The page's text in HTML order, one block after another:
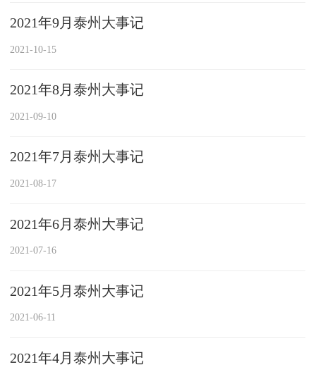
2021年9月泰州大事记
2021-10-15
2021年8月泰州大事记
2021-09-10
2021年7月泰州大事记
2021-08-17
2021年6月泰州大事记
2021-07-16
2021年5月泰州大事记
2021-06-11
2021年4月泰州大事记